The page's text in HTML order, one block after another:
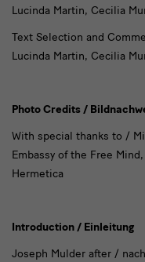
Lucinda Martin, Cecilia
Text Selection and
Lucinda Martin, Cecilia
Photo Credits /
With special thanks to /
Embassy of the Free
Hermetica
Introduction / Einleitung
Joseph Mulder after /